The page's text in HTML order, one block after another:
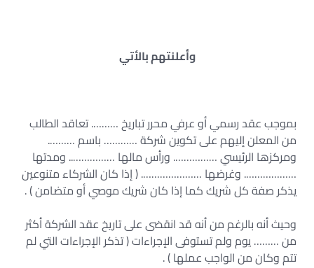
وأعلنتهم بالأتي
بموجب عقد رسمي أو عرفي محرر تباريخ ………. تعاقد الطالب
من المعلن إليهم على تكوين شركة ………… باسم ……….
ومركزها الرئيسي ……………. ورأس مالها …………….. ومدتها
………………. وغرضها …………………. ( إذا كان الشركاء متنوعين
يذكر صفة كل شريك كما إذا كان شريك موصي أو متضامن ) .
وحيث أنه بالرغم من أنه قد انقضى على تاريخ عقد الشركة أكثر
من ……… يوم ولم تستوفى الإجراءات ( تذكر الإجراءات التي لم
تتم وكان من الواجب عملها ) .